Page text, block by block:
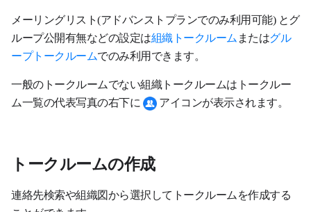
メーリングリスト(アドバンストプランでのみ利用可能) とグ
ループ公開有無などの設定は組織トークルームまたはグル
ープトークルームでのみ利用できます。
一般のトークルームでない組織トークルームはトークルー
ム一覧の代表写真の右下に
アイコンが表示されます。
トークルームの作成
連絡先検索や組織図から選択してトークルームを作成する